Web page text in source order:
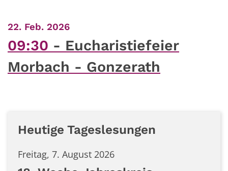
22. Feb. 2026:
09:30
Eucharistiefeier
Morbach - Gonzerath
Heutige Tageslesungen
Freitag, 7. August 2026